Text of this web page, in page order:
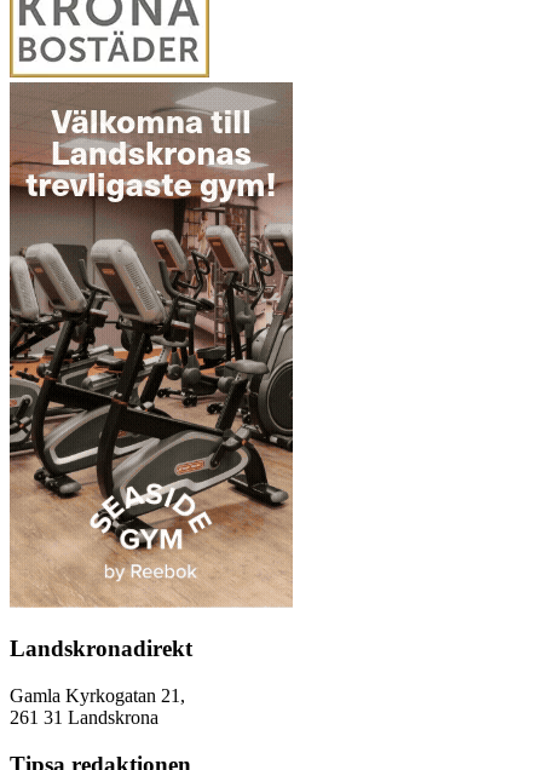
Landskronadirekt
Gamla Kyrkogatan 21,
261 31 Landskrona
Tipsa redaktionen